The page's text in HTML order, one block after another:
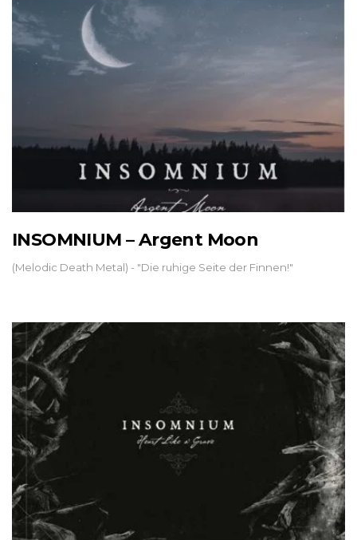
INSOMNIUM – Argent Moon
(Melodic Death Metal) - "Die ruhige Seite der Finnen!"